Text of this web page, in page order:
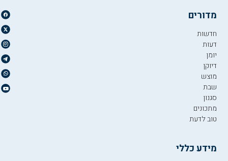
מדורים
חדשות
דעות
יומן
דיוקן
מוצש
שבת
סגנון
מתכונים
טוב לדעת
מידע כללי